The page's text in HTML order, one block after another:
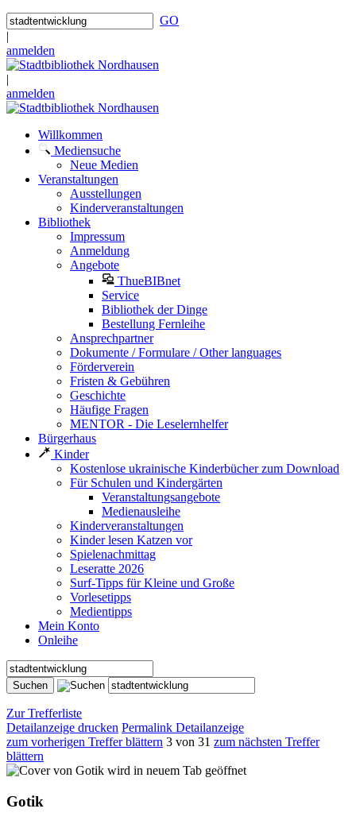
GO
|
anmelden
|
anmelden
Willkommen
Mediensuche
Neue Medien
Veranstaltungen
Ausstellungen
Kinderveranstaltungen
Bibliothek
Impressum
Anmeldung
Angebote
ThueBIBnet
Service
Bibliothek der Dinge
Bestellung Fernleihe
Ansprechpartner
Dokumente / Formulare / Other languages
Förderverein
Fristen & Gebühren
Geschichte
Häufige Fragen
MENTOR - Die Leselernhelfer
Bürgerhaus
Kinder
Kostenlose ukrainische Kinderbücher zum Download
Für Schulen und Kindergärten
Veranstaltungsangebote
Medienausleihe
Kinderveranstaltungen
Kinder lesen Katzen vor
Spielenachmittag
Leseratte 2026
Surf-Tipps für Kleine und Große
Vorlesetipps
Medientipps
Mein Konto
Onleihe
Zur Trefferliste
Detailanzeige drucken Permalink Detailanzeige
zum vorherigen Treffer blättern 3 von 31 zum nächsten Treffer
blättern
wird in neuem Tab geöffnet
Gotik